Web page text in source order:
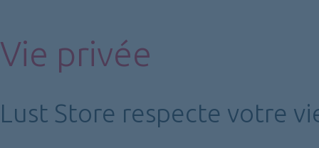
Vie privée
Lust Store respecte votre